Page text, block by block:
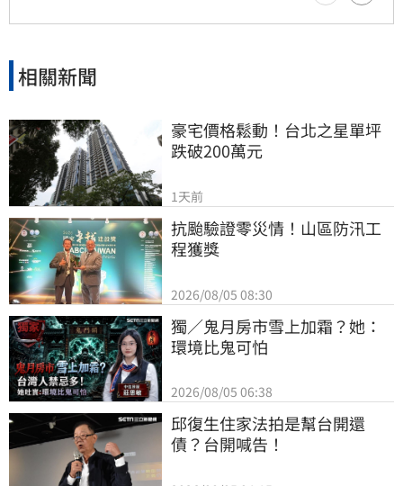
相關新聞
豪宅價格鬆動！台北之星單坪
跌破200萬元
1天前
抗颱驗證零災情！山區防汛工
程獲獎
2026/08/05 08:30
獨／鬼月房市雪上加霜？她：
環境比鬼可怕
2026/08/05 06:38
邱復生住家法拍是幫台開還
債？台開喊告！